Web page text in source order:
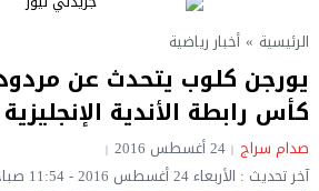
الرئيسية » أخبار رياضية
يورجن كلوب يتحدث عن
كأس رابطة الأندية الإنجليزية
صدام سراج 24 أغسطس 2016
آخر تحديث : الأربعاء 24 أغسطس 2016 - 11:54 صباحًا